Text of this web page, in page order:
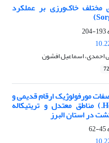
مختلف خاک‌ورزی بر عملکرد
193-204
احمدی، اسماعیل افشون
مورفولوژیک ارقام قدیمی و
جدید جو (Hordeum vulgare L.) مناطق معتدل و تریتیکاله
45-62